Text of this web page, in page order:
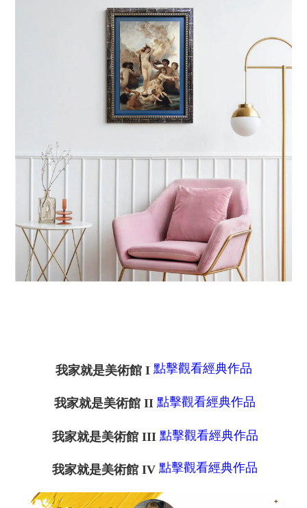
我家就是美術館I 點擊觀看經典作品
我家就是美術館 II 點擊觀看經典作品
我家就是美術館III 點擊觀看經典作品
我家就是美術館 IV 點擊觀看經典作品